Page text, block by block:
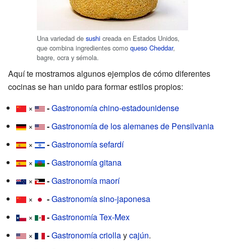
Una variedad de sushi creada en Estados Unidos,
que combina ingredientes como queso Cheddar,
bagre, ocra y sémola.
Aquí te mostramos algunos ejemplos de cómo diferentes
cocinas se han unido para formar estilos propios:
×
-Gastronomía chino-estadounidense
×
-Gastronomía de los alemanes de Pensilvania
×
-Gastronomía sefardí
×
-Gastronomía gitana
×
-Gastronomía maorí
×
-Gastronomía sino-japonesa
×
-Gastronomía Tex-Mex
×
-Gastronomía criollaycajún.